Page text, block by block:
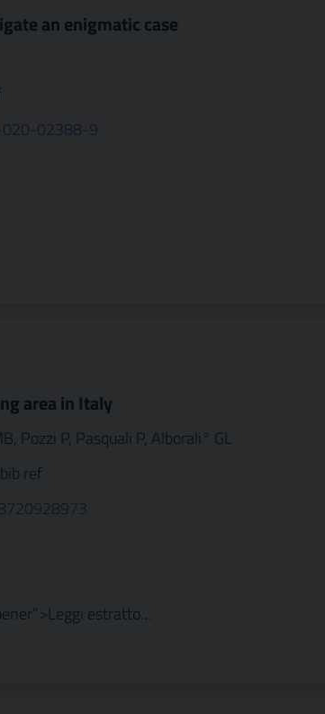
an enigmatic case
020-02388-9
area in Italy
Pozzi P, Pasquali P, Alborali° GL
ref
estratto…